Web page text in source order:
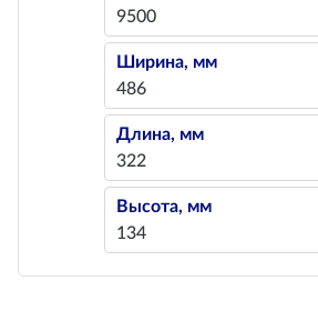
9500
Ширина, мм
486
Длина, мм
322
Высота, мм
134